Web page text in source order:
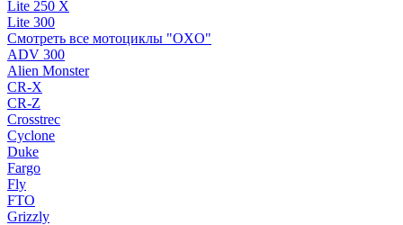
Lite 250 X
Lite 300
Смотреть все мотоциклы "OXO"
ADV 300
Alien Monster
CR-X
CR-Z
Crosstrec
Cyclone
Duke
Fargo
Fly
FTO
Grizzly